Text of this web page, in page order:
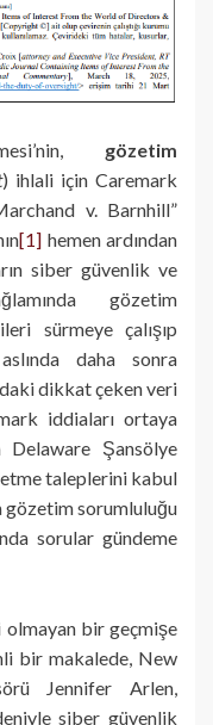
gözetim
) ihlali için Caremark
v. Barnhill”
[1] hemen ardından
siber güvenlik ve
gözetim
sürmeye çalışıp
aslında daha sonra
dikkat çeken veri
iddiaları ortaya
Şansölye
taleplerini kabul
gözetim sorumluluğu
sorular gündeme
bir geçmişe
bir makalede, New
Jennifer Arlen,
siber güvenlik